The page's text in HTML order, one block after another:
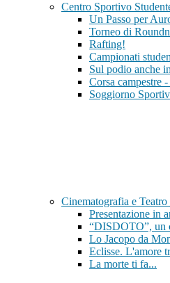
Centro Sportivo
Un Passo per
Torneo di
Rafting!
Campionati
Sul podio anche
Corsa campestre
Soggiorno
Cinematografia e Teatro
Presentazione in
“DISDOTO”, un
Lo Jacopo da
Eclisse. L'amore
La morte ti fa...